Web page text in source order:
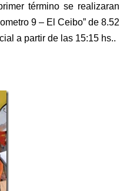
término se realizaran
9 – El Ceibo” de 8.52
a partir de las 15:15 hs..